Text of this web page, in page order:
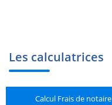
Les calculatrices
Calcul Frais de notaire